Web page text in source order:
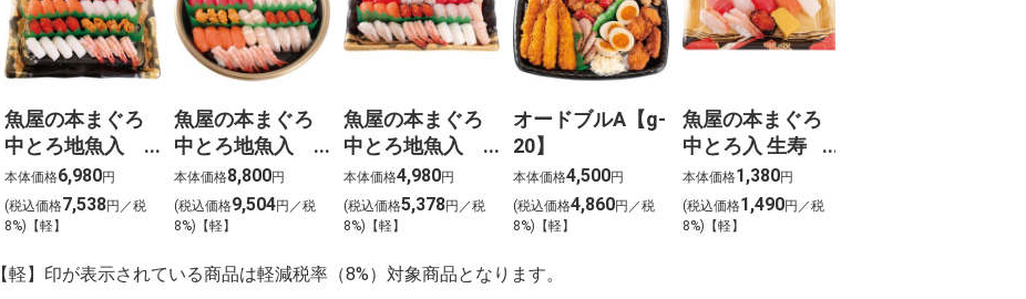
魚屋の本まぐろ
中とろ地魚入
上生寿司 宴
（うたげ）わさ
び抜き【g-2】
本体価格6,980円
(税込価格7,538円／税
8%)【軽】
魚屋の本まぐろ
中とろ地魚入
上生寿司 寿
（ことぶき）わ
さび抜き【g-1】
本体価格8,800円
(税込価格9,504円／税
8%)【軽】
魚屋の本まぐろ
中とろ地魚入
上生寿司 瑞穂
（みずほ）わさ
び抜き【g-3】
本体価格4,980円
(税込価格5,378円／税
8%)【軽】
オードブルA【g-
20】
本体価格4,500円
(税込価格4,860円／税
8%)【軽】
魚屋の本まぐろ
中とろ入 生寿
司 華（はな）
わさび抜き【g-
5】
本体価格1,380円
(税込価格1,490円／税
8%)【軽】
【軽】印が表示されている商品は軽減税率（8%）対象商品となります。